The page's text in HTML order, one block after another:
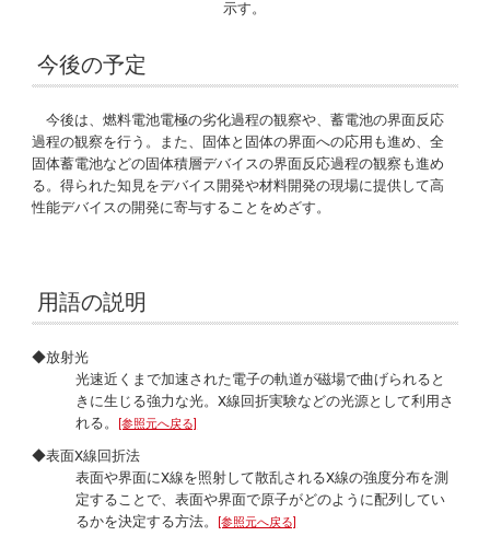
示す。
今後の予定
今後は、燃料電池電極の劣化過程の観察や、蓄電池の界面反応
過程の観察を行う。また、固体と固体の界面への応用も進め、全
固体蓄電池などの固体積層デバイスの界面反応過程の観察も進め
る。得られた知見をデバイス開発や材料開発の現場に提供して高
性能デバイスの開発に寄与することをめざす。
用語の説明
◆放射光
光速近くまで加速された電子の軌道が磁場で曲げられると
きに生じる強力な光。X線回折実験などの光源として利用さ
れる。
[参照元へ戻る]
◆表面X線回折法
表面や界面にX線を照射して散乱されるX線の強度分布を測
定することで、表面や界面で原子がどのように配列してい
るかを決定する方法。
[参照元へ戻る]